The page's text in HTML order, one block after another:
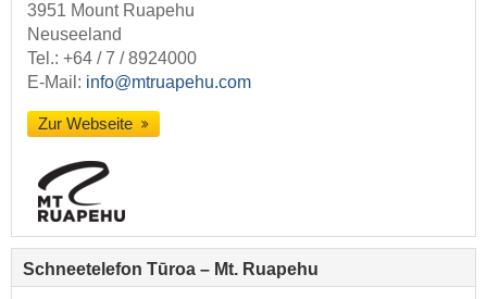
3951 Mount Ruapehu
Neuseeland
Tel.: +64 / 7 / 8924000
E-Mail: info@mtruapehu.com
Zur Webseite
Schneetelefon Tūroa – Mt. Ruapehu